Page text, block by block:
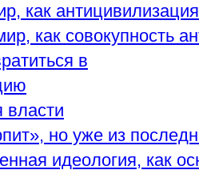
как антицивилизация
как совокупность
в
но уже из
идеология, как